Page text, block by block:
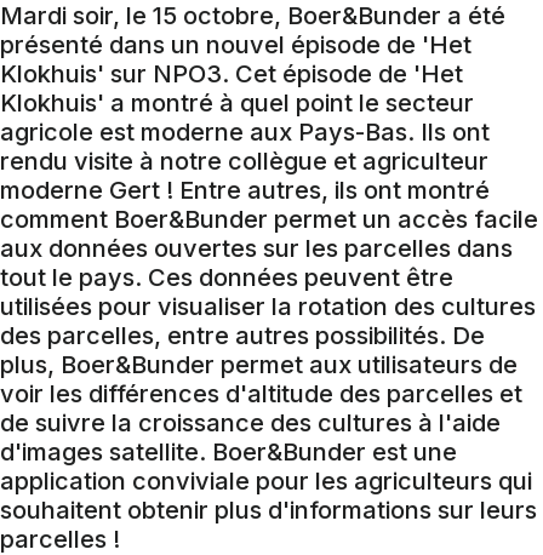
Mardi soir, le 15 octobre, Boer&Bunder a été
présenté dans un nouvel épisode de 'Het
Klokhuis' sur NPO3. Cet épisode de 'Het
Klokhuis' a montré à quel point le secteur
agricole est moderne aux Pays-Bas. Ils ont
rendu visite à notre collègue et agriculteur
moderne Gert ! Entre autres, ils ont montré
comment Boer&Bunder permet un accès facile
aux données ouvertes sur les parcelles dans
tout le pays. Ces données peuvent être
utilisées pour visualiser la rotation des cultures
des parcelles, entre autres possibilités. De
plus, Boer&Bunder permet aux utilisateurs de
voir les différences d'altitude des parcelles et
de suivre la croissance des cultures à l'aide
d'images satellite. Boer&Bunder est une
application conviviale pour les agriculteurs qui
souhaitent obtenir plus d'informations sur leurs
parcelles !